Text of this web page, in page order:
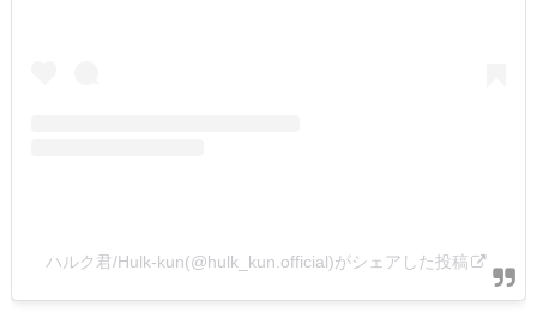
ハルク君/Hulk-kun(@hulk_kun.official)がシェアした投稿